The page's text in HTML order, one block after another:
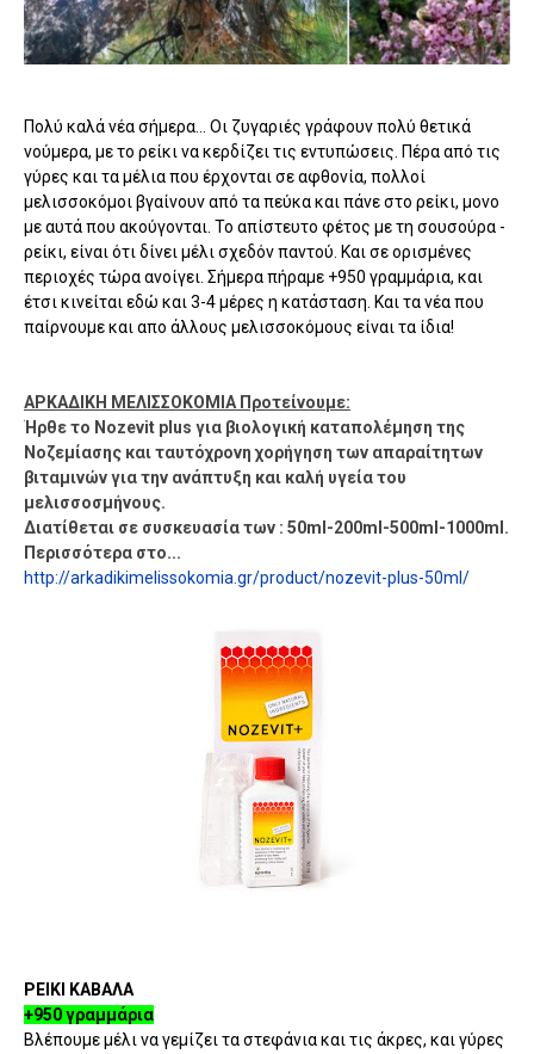
Πολύ καλά νέα σήμερα... Οι ζυγαριές γράφουν πολύ θετικά
νούμερα, με το ρείκι να κερδίζει τις εντυπώσεις. Πέρα από τις
γύρες και τα μέλια που έρχονται σε αφθονία, πολλοί
μελισσοκόμοι βγαίνουν από τα πεύκα και πάνε στο ρείκι, μονο
με αυτά που ακούγονται. Το απίστευτο φέτος με τη σουσούρα -
ρείκι, είναι ότι δίνει μέλι σχεδόν παντού. Και σε ορισμένες
περιοχές τώρα ανοίγει. Σήμερα πήραμε +950 γραμμάρια, και
έτσι κινείται εδώ και 3-4 μέρες η κατάσταση. Και τα νέα που
παίρνουμε και απο άλλους μελισσοκόμους είναι τα ίδια!
ΑΡΚΑΔΙΚΗ ΜΕΛΙΣΣΟΚΟΜΙΑ Προτείνουμε:
Ήρθε το Nozevit plus για βιολογική καταπολέμηση της
Νοζεμίασης και ταυτόχρονη χορήγηση των απαραίτητων
βιταμινών για την ανάπτυξη και καλή υγεία του
μελισσοσμήνους.
Διατίθεται σε συσκευασία των : 50ml-200ml-500ml-1000ml.
Περισσότερα στο...
http://arkadikimelissokomia.gr/product/nozevit-plus-50ml/
ΡΕΙΚΙ ΚΑΒΑΛΑ
+950 γραμμάρια
Βλέπουμε μέλι να γεμίζει τα στεφάνια και τις άκρες, και γύρες